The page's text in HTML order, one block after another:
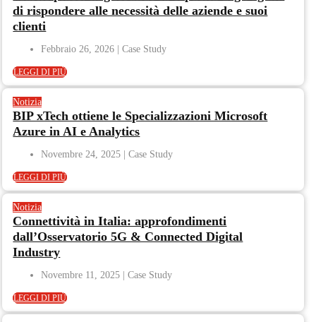
di rispondere alle necessità delle aziende e suoi
clienti
Febbraio 26, 2026
LEGGI DI PIÙ
Notizia
BIP xTech ottiene le Specializzazioni Microsoft
Azure in AI e Analytics
Novembre 24, 2025
LEGGI DI PIÙ
Notizia
Connettività in Italia: approfondimenti
dall’Osservatorio 5G & Connected Digital
Industry
Novembre 11, 2025
LEGGI DI PIÙ